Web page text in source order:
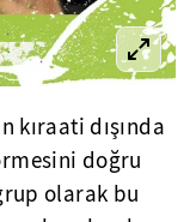
kıraati dışında
doğru
olarak bu